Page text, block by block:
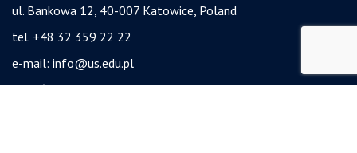
ul. Bankowa 12, 40-007 Katowice, Poland
tel. +48 32 359 22 22
e-mail: info@us.edu.pl
NIP: 634-019-71-34